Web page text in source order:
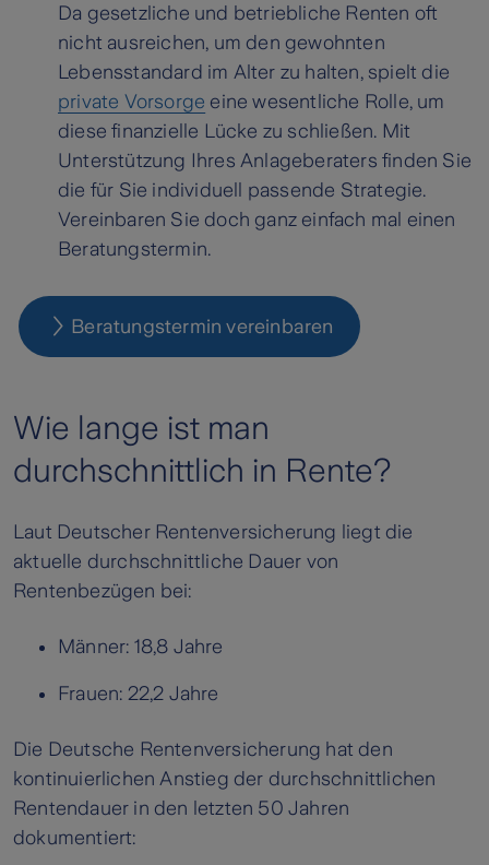
Da gesetzliche und betriebliche Renten oft
nicht ausreichen, um den gewohnten
Lebensstandard im Alter zu halten, spielt die
private Vorsorge eine wesentliche Rolle, um
diese finanzielle Lücke zu schließen. Mit
Unterstützung Ihres Anlageberaters finden Sie
die für Sie individuell passende Strategie.
Vereinbaren Sie doch ganz einfach mal einen
Beratungstermin.
Beratungstermin vereinbaren
Wie lange ist man
durchschnittlich in Rente?
Laut Deutscher Rentenversicherung liegt die
aktuelle durchschnittliche Dauer von
Rentenbezügen bei:
Männer: 18,8 Jahre
Frauen: 22,2 Jahre
Die Deutsche Rentenversicherung hat den
kontinuierlichen Anstieg der durchschnittlichen
Rentendauer in den letzten 50 Jahren
dokumentiert: